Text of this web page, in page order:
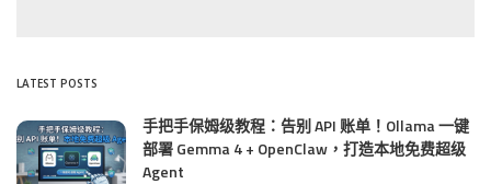
LATEST POSTS
手把手保姆级教程：告别 API 账单！Ollama 一键
部署 Gemma 4 + OpenClaw，打造本地免费超级
Agent